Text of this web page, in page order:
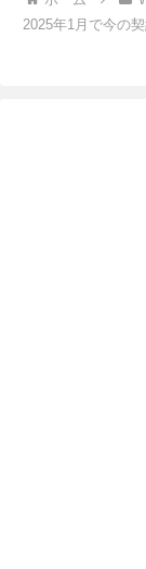
2025年1月で今の